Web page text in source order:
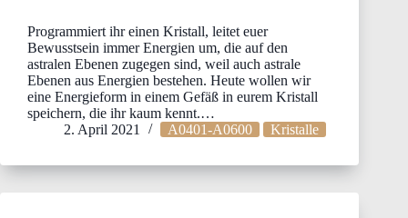
Programmiert ihr einen Kristall, leitet euer
Bewusstsein immer Energien um, die auf den
astralen Ebenen zugegen sind, weil auch astrale
Ebenen aus Energien bestehen. Heute wollen wir
eine Energieform in einem Gefäß in eurem Kristall
speichern, die ihr kaum kennt.…
2. April 2021
A0401-A0600 Kristalle